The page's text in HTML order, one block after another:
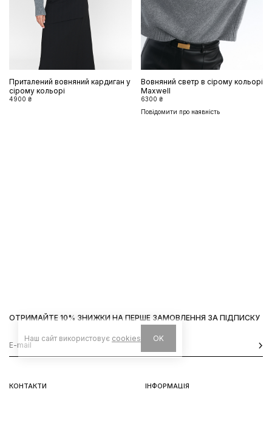
Приталений вовняний кардиган у
сірому кольорі
4900 ₴
Вовняний светр в сірому кольорі
Maxwell
6300 ₴
Повідомити про наявність
КОНТАКТИ ІНФОРМАЦІЯ
ОТРИМАЙТЕ 10% ЗНИЖКИ НА ПЕРШЕ ЗАМОВЛЕННЯ ЗА ПІДПИСКУ
Наш сайт використовує cookies OK